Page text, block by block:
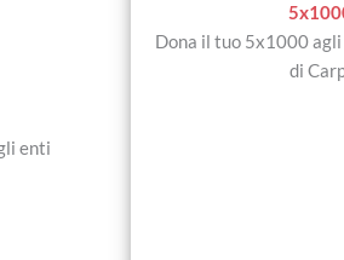
enti
Dona il tuo 5x1000
di